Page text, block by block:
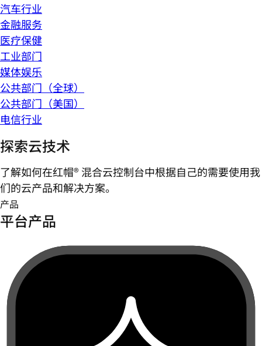
汽车行业
金融服务
医疗保健
工业部门
媒体娱乐
公共部门（全球）
公共部门（美国）
电信行业
探索云技术
了解如何在红帽® 混合云控制台中根据自己的需要使用我
们的云产品和解决方案。
产品
平台产品